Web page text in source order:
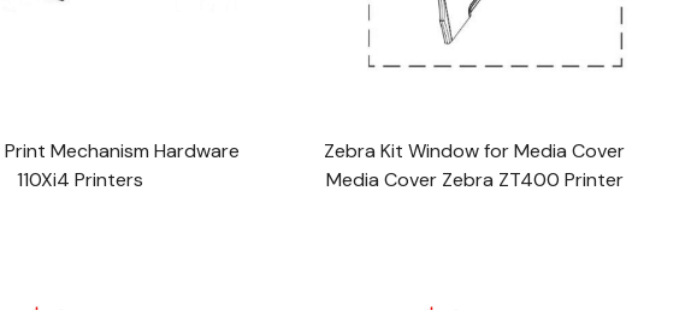
Mechanism Hardware
110Xi4 Printers
Zebra Kit Window for Media Cover
Media Cover Zebra ZT400 Printer